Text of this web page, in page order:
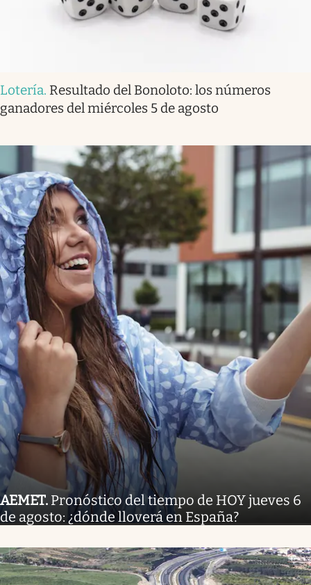
Lotería. Resultado del Bonoloto: los números
ganadores del miércoles 5 de agosto
AEMET. Pronóstico del tiempo de HOY jueves 6
de agosto: ¿dónde lloverá en España?